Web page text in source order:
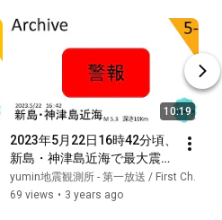
10:19
2023年5月22日16時42分頃、
新島・神津島近海で最大震度
5弱を観測する大きな地震
【切り抜きアーカイブ】【タ
yumin地震観測所 - 第一放送 / First Ch.
69 views • 3 years ago